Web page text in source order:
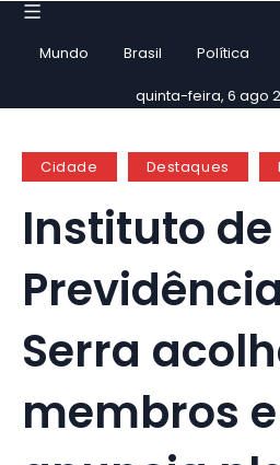
Mundo Brasil Política
quinta-feira, 6 ago
Cidade Destaques
Instituto de
Serra
membros e